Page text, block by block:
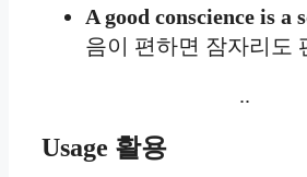
A good conscience is a
음이 편하면 잠자리도
..
Usage 활용